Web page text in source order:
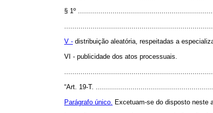
§ 1º
V - distribuição aleatória, respeitadas a
VI - publicidade dos atos processuais.
“Art. 19-T.
Parágrafo único. Excetuam-se do disposto neste